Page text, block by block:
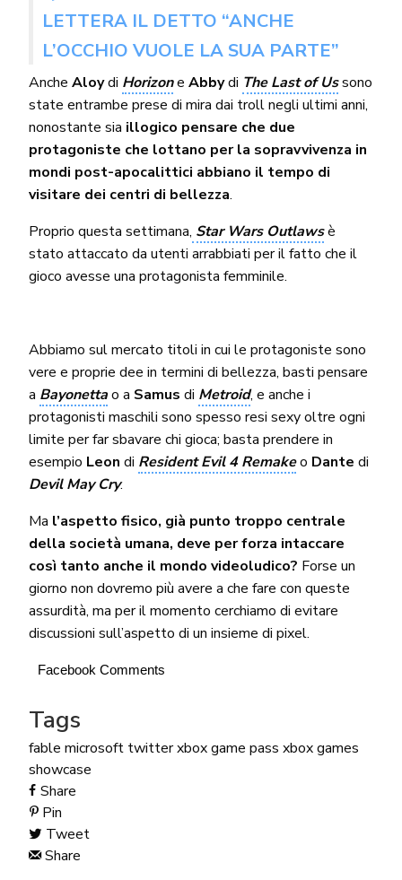
LETTERA IL DETTO “ANCHE
L’OCCHIO VUOLE LA SUA PARTE”
Anche Aloydi HorizoneAbbydi The Last of Ussono
state entrambe prese di mira dai troll negli ultimi anni,
nonostante sia illogico pensare che due
protagoniste che lottano per la sopravvivenza in
mondi post-apocalittici abbiano il tempo di
visitare dei centri di bellezza.
Proprio questa settimana, Star Wars Outlawsè
stato attaccato da utenti arrabbiati per il fatto che il
gioco avesse una protagonista femminile.
Abbiamo sul mercato titoli in cui le protagoniste sono
vere e proprie dee in termini di bellezza, basti pensare
a Bayonettao a Samus di Metroid, e anche i
protagonisti maschili sono spesso resi sexy oltre ogni
limite per far sbavare chi gioca; basta prendere in
esempio Leon di Resident Evil 4 Remakeo Dante di
Devil May Cry.
Ma l’aspetto fisico, già punto troppo centrale
della società umana, deve per forza intaccare
così tanto anche il mondo videoludico? Forse un
giorno non dovremo più avere a che fare con queste
assurdità, ma per il momento cerchiamo di evitare
discussioni sull’aspetto di un insieme di pixel.
Facebook Comments
Tags
fable microsoft twitterxbox game pass xbox games
showcase
Share
Pin
Tweet
Share